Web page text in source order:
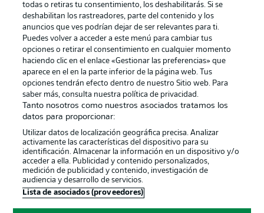
Gestionar las preferencias Declaracion de privacidad
Canales Trabajos
Jugadores Condiciones de uso
Sello Editorial Contacto
© 2026 Bundesliga-Gruppe GmbH
todas o retiras tu consentimiento, los deshabilitarás. Si se
deshabilitan los rastreadores, parte del contenido y los
anuncios que ves podrían dejar de ser relevantes para ti.
Puedes volver a acceder a este menú para cambiar tus
opciones o retirar el consentimiento en cualquier momento
haciendo clic en el enlace «Gestionar las preferencias» que
aparece en el en la parte inferior de la página web. Tus
opciones tendrán efecto dentro de nuestro Sitio web. Para
saber más, consulta nuestra política de privacidad.
Tanto nosotros como nuestros asociados tratamos los
datos para proporcionar:
Utilizar datos de localización geográfica precisa. Analizar
activamente las características del dispositivo para su
identificación. Almacenar la información en un dispositivo y/o
acceder a ella. Publicidad y contenido personalizados,
medición de publicidad y contenido, investigación de
audiencia y desarrollo de servicios.
Lista de asociados (proveedores)